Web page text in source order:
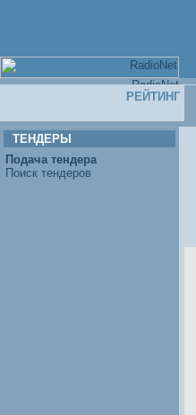
РЕЙТИНГ
ТЕНДЕРЫ
Подача тендера
Поиск тендеров